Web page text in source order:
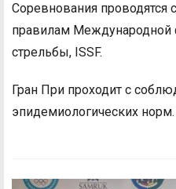
Соревнования
правилам Международной
стрельбы, ISSF.
Гран При проходит с
эпидемиологических норм.